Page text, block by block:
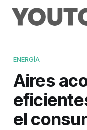
ENERGÍA
Aires
el